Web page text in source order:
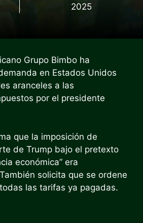
2025
Grupo Bimbo ha
en Estados Unidos
aranceles a las
por el presidente
que la imposición de
de Trump bajo el pretexto
económica” era
solicita que se ordene
las tarifas ya pagadas.